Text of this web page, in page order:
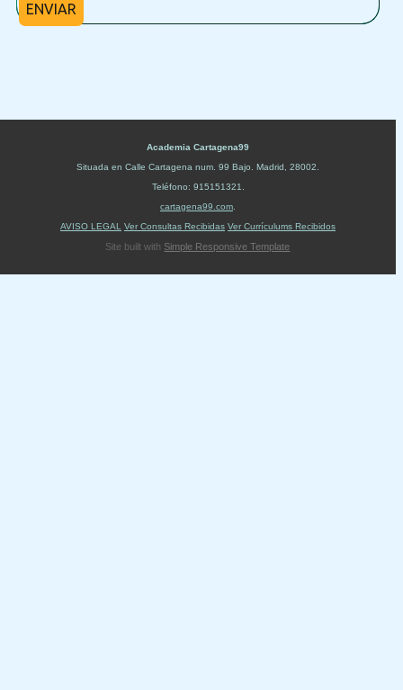
ENVIAR
Academia Cartagena99
Situada en Calle Cartagena num. 99 Bajo Madrid 28002
Teléfono: 915151321
cartagena99.com
AVISO LEGAL
Ver Consultas Recibidas Ver Currículums Recibidos
Site built with Simple Responsive Template